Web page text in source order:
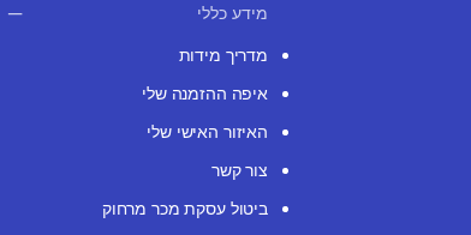
מידע כללי
מדריך מידות
איפה ההזמנה שלי
האיזור האישי שלי
צור קשר
ביטול עסקת מכר מרחוק